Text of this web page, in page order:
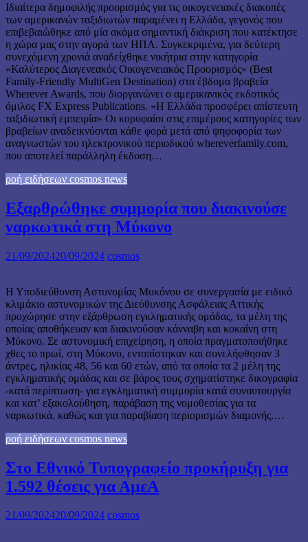
Iδιαίτερα δημοφιλής προορισμός για τις οικογενειακές διακοπές
των αμερικανών ταξιδιωτών παραμένει η Ελλάδα, γεγονός που
επιβεβαιώθηκε από μία ακόμα σημαντική διάκριση που κατέκτησε
η χώρα μας στην αγορά των ΗΠΑ. Συγκεκριμένα, για δεύτερη
συνεχόμενη χρονιά αναδείχθηκε νικήτρια στην κατηγορία
«Καλύτερος Διαγενεακός Οικογενειακός Προορισμός» (Best
Family-Friendly MultiGen Destination) στα έβδομα βραβεία
Wherever Awards, που διοργανώνει ο αμερικανικός εκδοτικός
όμιλος FX Express Publications. «Η Ελλάδα προσφέρει απίστευτη
ταξιδιωτική εμπειρία» Οι κορυφαίοι στις επιμέρους κατηγορίες των
βραβείων αναδεικνύονται κάθε φορά μετά από ψηφοφορία των
αναγνωστών του ηλεκτρονικού περιοδικού whereverfamily.com,
που αποτελεί παράλληλη έκδοση…
ροή ειδήσεων cosmos news
Εξαρθρώθηκε συμμορία που διακινούσε
ναρκωτικά στη Μύκονο
21/09/202420/09/2024 cosmos
Η Υποδιεύθυνση Αστυνομίας Μυκόνου σε συνεργασία με ειδικό
κλιμάκιο αστυνομικών της Διεύθυνσης Ασφάλειας Αττικής
προχώρησε στην εξάρθρωση εγκληματικής ομάδας, τα μέλη της
οποίας αποθήκευαν και διακινούσαν κάνναβη και κοκαΐνη στη
Μύκονο. Σε αστυνομική επιχείρηση, η οποία πραγματοποιήθηκε
χθες το πρωί, στη Μύκονο, εντοπίστηκαν και συνελήφθησαν 3
άντρες, ηλικίας 48, 56 και 60 ετών, από τα οποία τα 2 μέλη της
εγκληματικής ομάδας και σε βάρος τους σχηματίστηκε δικογραφία
-κατά περίπτωση- για εγκληματική συμμορία κατά συναυτουργία
και κατ’ εξακολούθηση, παράβαση της νομοθεσίας για τα
ναρκωτικά, καθώς και για παραβίαση περιορισμών διαμονής.…
ροή ειδήσεων cosmos news
Στο Εθνικό Τυπογραφείο προκήρυξη για
1.592 θέσεις για ΑμεΑ
21/09/202420/09/2024 cosmos